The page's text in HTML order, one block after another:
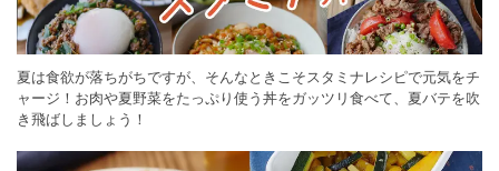
夏は食欲が落ちがちですが、そんなときこそスタミナレシピで元気をチ
ャージ！お肉や夏野菜をたっぷり使う丼をガッツリ食べて、夏バテを吹
き飛ばしましょう！